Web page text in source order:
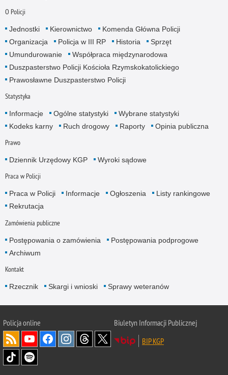
O Policji
Jednostki Kierownictwo
Komenda Główna Policji
Organizacja
Policja w III RP Historia
Sprzęt
Umundurowanie
Współpraca międzynarodowa
Duszpasterstwo Policji Kościoła Rzymskokatolickiego
Prawosławne Duszpasterstwo Policji
Statystyka
Informacje Ogólne statystyki
Wybrane statystyki
Kodeks karny
Ruch drogowy Raporty Opinia publiczna
Prawo
Dziennik Urzędowy KGP Wyroki sądowe
Praca w Policji
Praca w Policji Informacje Ogłoszenia
Listy rankingowe
Rekrutacja
Zamówienia publiczne
Postępowania o zamówienia
Postępowania podprogowe
Archiwum
Kontakt
Rzecznik Skargi i wnioski Sprawy weteranów
Policjaonline
Biuletyn Informacji Publicznej
BIP KGP